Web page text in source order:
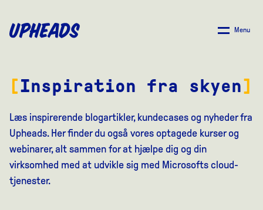
HOVEDINDHOLD
Menu
Inspiration fra skyen
Læs inspirerende blogartikler, kundecases og nyheder fra
Upheads. Her finder du også vores optagede kurser og
webinarer, alt sammen for at hjælpe dig og din
virksomhed med at udvikle sig med Microsofts cloud-
tjenester.